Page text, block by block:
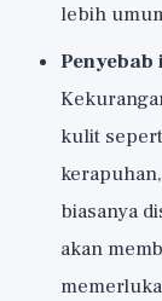
lebih
kulit
biasanya
akan